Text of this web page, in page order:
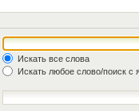
Искать все слова
Искать любое слово/поиск с